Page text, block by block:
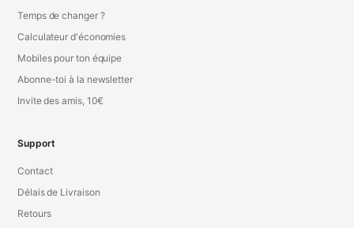
Temps de changer ?
Calculateur d'économies
Mobiles pour ton équipe
Abonne-toi à la newsletter
Invite des amis, 10€
Support
Contact
Délais de Livraison
Retours